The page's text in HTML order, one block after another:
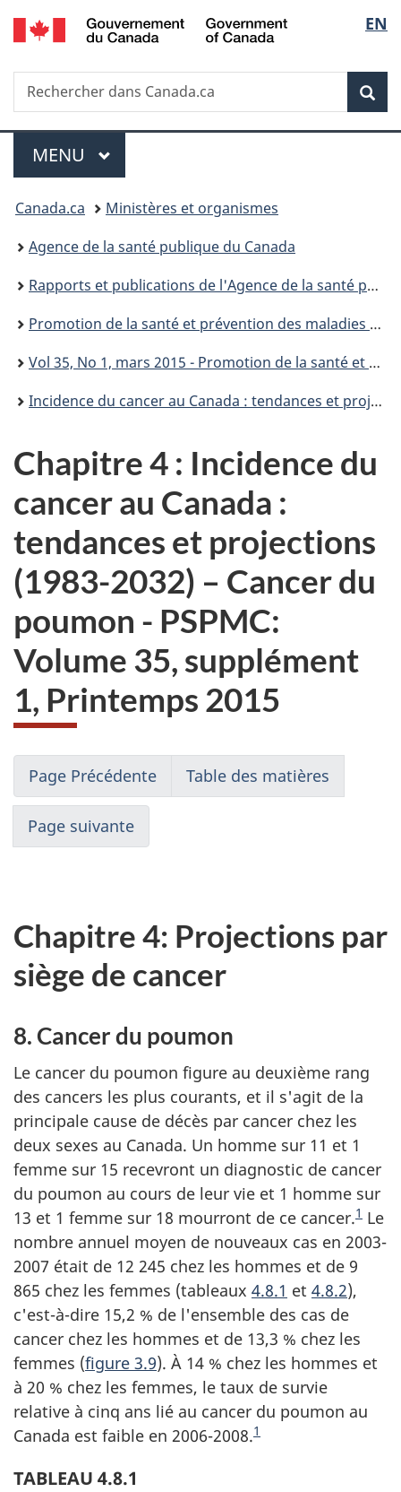
Passer
au
des
Passer
au
principal
Passer
à
Au
du
Passer
à
version
simplifiée
de
la
EN
Recherche
Rechercher
dans
Menu
MENU PRINCIPAL
Vous
êtes
ici :
Canada.ca
Ministères et organismes
Agence de la santé publique du Canada
Rapports et publications de l'Agence de la santé publique du Canada
Promotion de la santé et prévention des maladies chroniques au Canada : Recherche, politiques et pratiques
Vol 35, No 1, mars 2015 - Promotion de la santé et prévention des maladies chroniques au Canada : Recherche, politiques et pratiques
Incidence du cancer au Canada : tendances et projections (1983-2032) - PSPMC: Volume 35, supplément 1, Printemps 2015
Chapitre 4 : Incidence du
cancer au Canada :
tendances et projections
(1983-2032) – Cancer du
poumon - PSPMC:
Volume 35, supplément
1, Printemps 2015
Page Précédente Table des matières
Page suivante
Chapitre 4: Projections par
siège de cancer
8. Cancer du poumon
Le cancer du poumon figure au deuxième rang
des cancers les plus courants, et il s'agit de la
principale cause de décès par cancer chez les
deux sexes au Canada. Un homme sur 11 et 1
femme sur 15 recevront un diagnostic de cancer
du poumon au cours de leur vie et 1 homme sur
13 et 1 femme sur 18 mourront de ce cancer.
Note du fin du texte
1 Le
nombre annuel moyen de nouveaux cas en 2003-
2007 était de 12 245 chez les hommes et de 9
865 chez les femmes (tableaux 4.8.1 et 4.8.2),
c'est-à-dire 15,2 % de l'ensemble des cas de
cancer chez les hommes et de 13,3 % chez les
femmes (figure 3.9). À 14 % chez les hommes et
à 20 % chez les femmes, le taux de survie
relative à cinq ans lié au cancer du poumon au
Canada est faible en 2006-2008.
Note du fin du texte
1
TABLEAU 4.8.1